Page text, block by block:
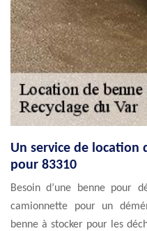
Un service de location
pour 83310
Besoin d’une benne pour
camionnette pour un
benne à stocker pour les